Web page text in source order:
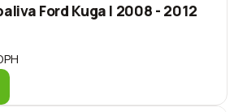
Ford Kuga I 2008 - 2012